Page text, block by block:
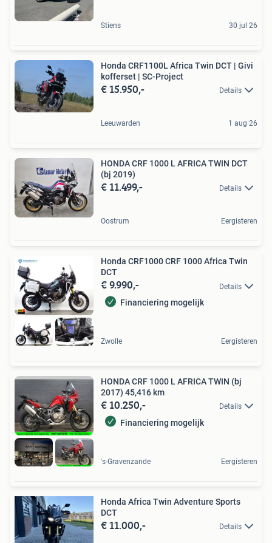
Stiens 30 jul 26
Honda CRF1100L Africa Twin DCT | Givi
kofferset | SC-Project
€ 15.950,- Details
Leeuwarden 1 aug 26
HONDA CRF 1000 L AFRICA TWIN DCT
(bj 2019)
€ 11.499,- Details
Oostrum Eergisteren
Honda CRF1000 CRF 1000 Africa Twin
DCT
€ 9.990,- Details
Financiering mogelijk
Zwolle Eergisteren
HONDA CRF 1000 L AFRICA TWIN (bj
2017) 45,416 km
€ 10.250,- Details
Financiering mogelijk
's-Gravenzande Eergisteren
Honda Africa Twin Adventure Sports
DCT
€ 11.000,- Details